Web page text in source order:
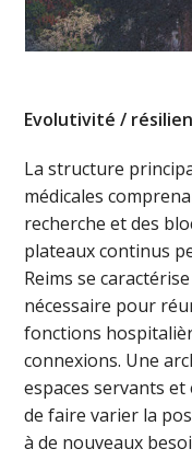
Evolutivité /
La structure
médicales
recherche et des
plateaux continus
Reims se
nécessaire pour
fonctions
connexions. Une
espaces servants
de faire varier la
à de nouveaux